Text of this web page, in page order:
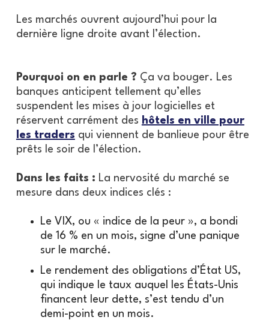
Les marchés ouvrent aujourd’hui pour la
dernière ligne droite avant l’élection.
Pourquoi on en parle ? Ça va bouger. Les
banques anticipent tellement qu’elles
suspendent les mises à jour logicielles et
réservent carrément des hôtels en ville pour
les traders qui viennent de banlieue pour être
prêts le soir de l’élection.
Dans les faits : La nervosité du marché se
mesure dans deux indices clés :
Le VIX, ou « indice de la peur », a bondi
de 16 % en un mois, signe d’une panique
sur le marché.
Le rendement des obligations d’État US,
qui indique le taux auquel les États-Unis
financent leur dette, s’est tendu d’un
demi-point en un mois.